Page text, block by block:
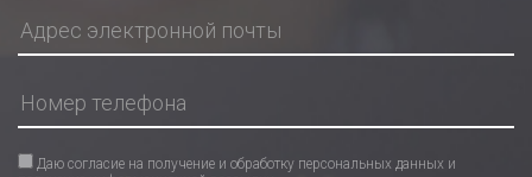
Даю согласие на получение и обработку персональных данных и